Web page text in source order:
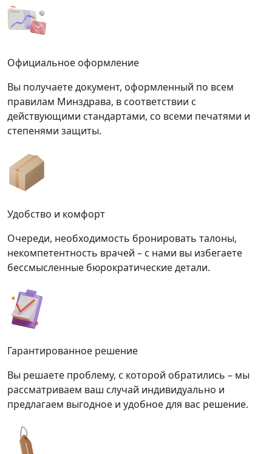
Официальное оформление
Вы получаете документ, оформленный по всем
правилам Минздрава, в соответствии с
действующими стандартами, со всеми печатями и
степенями защиты.
Удобство и комфорт
Очереди, необходимость бронировать талоны,
некомпетентность врачей – с нами вы избегаете
бессмысленные бюрократические детали.
Гарантированное решение
Вы решаете проблему, с которой обратились – мы
рассматриваем ваш случай индивидуально и
предлагаем выгодное и удобное для вас решение.